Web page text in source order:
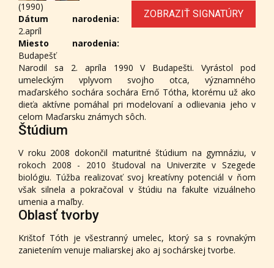
ZOBRAZIŤ SIGNATÚRY
(1990)
Dátum narodenia:
2.apríl
Miesto narodenia:
Budapešť
Narodil sa 2. apríla 1990 V Budapešti. Vyrástol pod
umeleckým vplyvom svojho otca, významného
maďarského sochára sochára Ernő Tótha, ktorému už ako
dieťa aktívne pomáhal pri modelovaní a odlievania jeho v
celom Maďarsku známych sôch.
Štúdium
V roku 2008 dokončil maturitné štúdium na gymnáziu, v
rokoch 2008 - 2010 študoval na Univerzite v Szegede
biológiu. Túžba realizovať svoj kreatívny potenciál v ňom
však silnela a pokračoval v štúdiu na fakulte vizuálneho
umenia a maľby.
Oblasť tvorby
Krištof Tóth je všestranný umelec, ktorý sa s rovnakým
zanietením venuje maliarskej ako aj sochárskej tvorbe.